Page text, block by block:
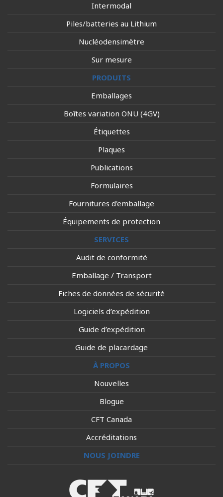
Intermodal
Piles/batteries au Lithium
Nucléodensimètre
Sur mesure
PRODUITS
Emballages
Boîtes variation ONU (4GV)
Étiquettes
Plaques
Publications
Formulaires
Fournitures d'emballage
Équipements de protection
SERVICES
Audit de conformité
Emballage / Transport
Fiches de données de sécurité
Logiciels d’expédition
Guide d’expédition
Guide de placardage
À PROPOS
Nouvelles
Blogue
CFT Canada
Accréditations
NOUS JOINDRE